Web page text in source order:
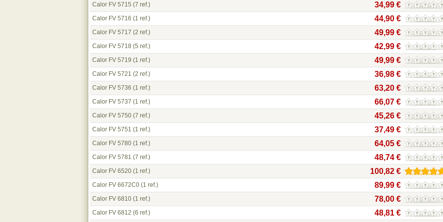
Calor FV 5715 (7 ref.) 34,99 €
Calor FV 5716 (1 ref.) 44,90 €
Calor FV 5717 (2 ref.) 49,99 €
Calor FV 5718 (5 ref.) 42,99 €
Calor FV 5719 (1 ref.) 49,99 €
Calor FV 5721 (2 ref.) 36,98 €
Calor FV 5736 (1 ref.) 63,20 €
Calor FV 5737 (1 ref.) 66,07 €
Calor FV 5750 (7 ref.) 45,26 €
Calor FV 5751 (1 ref.) 37,49 €
Calor FV 5780 (1 ref.) 64,05 €
Calor FV 5781 (7 ref.) 48,74 €
Calor FV 6520 (1 ref.) 100,82 €
Calor FV 6672C0 (1 ref.) 89,99 €
Calor FV 6810 (1 ref.) 78,00 €
Calor FV 6812 (6 ref.) 48,81 €